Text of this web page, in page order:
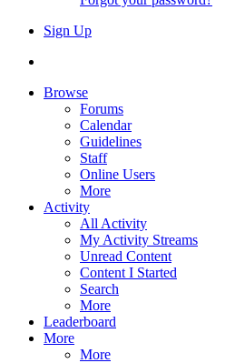
Sign Up
Browse
Forums
Calendar
Guidelines
Staff
Online Users
More
Activity
All Activity
My Activity Streams
Unread Content
Content I Started
Search
More
Leaderboard
More
More